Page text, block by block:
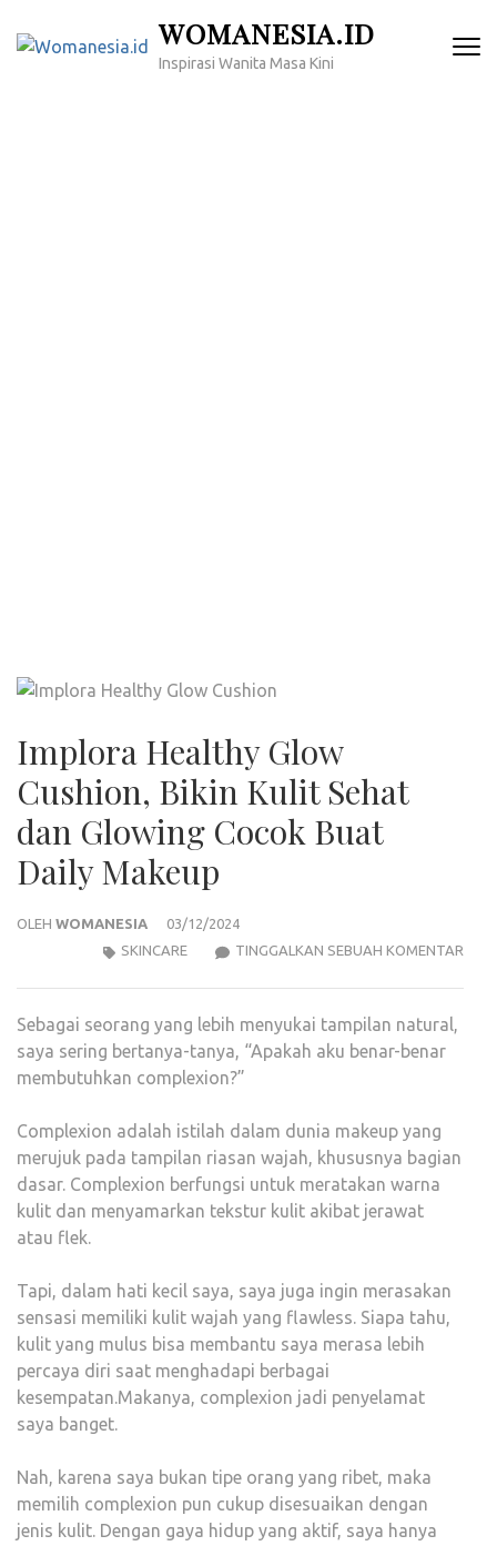
WOMANESIA.ID
Inspirasi Wanita Masa Kini
Implora Healthy Glow
Cushion, Bikin Kulit Sehat
dan Glowing Cocok Buat
Daily Makeup
OLEH WOMANESIA
03/12/2024
TINGGALKAN SEBUAH KOMENTAR
SKINCARE
Sebagai seorang yang lebih menyukai tampilan natural,
saya sering bertanya-tanya, “Apakah aku benar-benar
membutuhkan complexion?”
Complexion adalah istilah dalam dunia makeup yang
merujuk pada tampilan riasan wajah, khususnya bagian
dasar. Complexion berfungsi untuk meratakan warna
kulit dan menyamarkan tekstur kulit akibat jerawat
atau flek.
Tapi, dalam hati kecil saya, saya juga ingin merasakan
sensasi memiliki kulit wajah yang flawless. Siapa tahu,
kulit yang mulus bisa membantu saya merasa lebih
percaya diri saat menghadapi berbagai
kesempatan.Makanya, complexion jadi penyelamat
saya banget.
Nah, karena saya bukan tipe orang yang ribet, maka
memilih complexion pun cukup disesuaikan dengan
jenis kulit. Dengan gaya hidup yang aktif, saya hanya